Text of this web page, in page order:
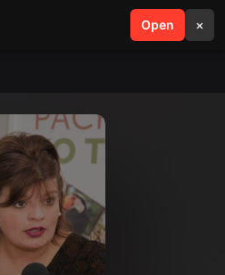
Open ×
search menu